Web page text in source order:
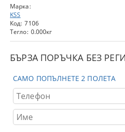
Марка:
KSS
Код: 7106
Тегло: 0.000кг
БЪРЗА ПОРЪЧКА БЕЗ
САМО ПОПЪЛНЕТЕ 2 ПОЛЕТА